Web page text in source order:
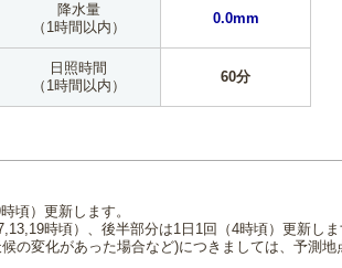
降水量
（1時間以内）
0.0mm
日照時間
（1時間以内）
60分
頃）更新します。
時頃）、後半部分は1日1回（4時頃）更新しま
の変化があった場合など)につきましては、予測地